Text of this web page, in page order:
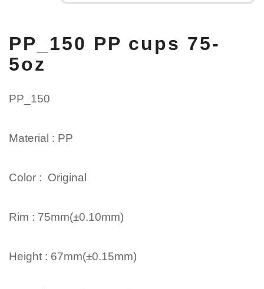
PP_150 PP cups 75-
5oz
PP_150
Material : PP
Color : Original
Rim : 75mm(±0.10mm)
Height : 67mm(±0.15mm)